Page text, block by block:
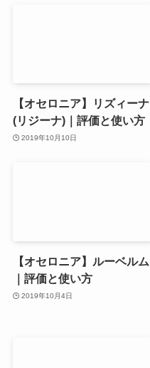
【オセロニア】リズィーナ
(リジーナ)｜評価と使い方
2019年10月10日
【オセロニア】ルーベルム
｜評価と使い方
2019年10月4日